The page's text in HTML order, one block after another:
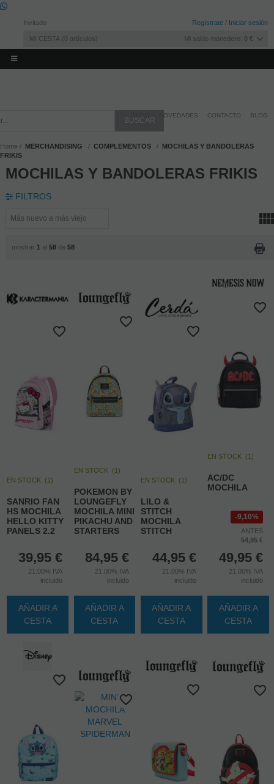
Invitado Regístrate / Iniciar sesión
MI CESTA 0 artículos Mi saldo monedero: 0 €
NOVEDADES CONTACTO BLOG
Home MERCHANDISING COMPLEMENTOS
MOCHILAS Y BANDOLERAS
FRIKIS
MOCHILAS Y BANDOLERAS FRIKIS
FILTROS
mostrar 1 al 58de 58
EN STOCK (1)
SANRIO FAN
HS MOCHILA
HELLO KITTY
PANELS 2.2
39,95 €
21.00% IVA
incluido
AÑADIR A
CESTA
EN STOCK (1)
POKEMON BY
LOUNGEFLY
MOCHILA MINI
PIKACHU AND
STARTERS
84,95 €
21.00% IVA
incluido
AÑADIR A
CESTA
EN STOCK (1)
LILO &
STITCH
MOCHILA
STITCH
44,95 €
21.00% IVA
incluido
AÑADIR A
CESTA
EN STOCK (1)
AC/DC
MOCHILA
9,10%
ANTES
54,95 €
49,95 €
21.00% IVA
incluido
AÑADIR A
CESTA